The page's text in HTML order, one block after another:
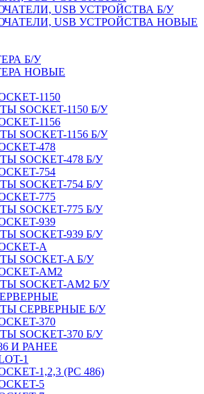
USB УСТРОЙСТВА Б/У
USB УСТРОЙСТВА НОВЫЕ
Б/У
НОВЫЕ
1150
SOCKET-1150 Б/У
1156
SOCKET-1156 Б/У
478
SOCKET-478 Б/У
754
SOCKET-754 Б/У
775
SOCKET-775 Б/У
939
SOCKET-939 Б/У
A
SOCKET-A Б/У
AM2
SOCKET-AM2 Б/У
СЕРВЕРНЫЕ Б/У
370
SOCKET-370 Б/У
И РАНЕЕ
1
1,2,3 (PC 486)
5